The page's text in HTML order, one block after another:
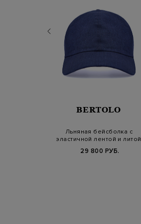
BERTOLO
Льняная бейсболка с
эластичной лентой и литой
29 800 РУБ.